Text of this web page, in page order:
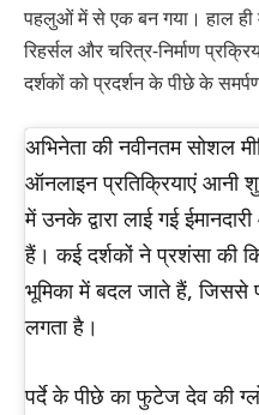
पहलुओं में से एक बन गया। हाल ही
रिहर्सल और चरित्र-निर्माण
दर्शकों को प्रदर्शन के पीछे के
अभिनेता की नवीनतम सोशल
ऑनलाइन प्रतिक्रियाएं आनी
में उनके द्वारा लाई गई
हैं। कई दर्शकों ने प्रशंसा की
भूमिका में बदल जाते हैं, जिससे
लगता है।
पर्दे के पीछे का फुटेज देव की